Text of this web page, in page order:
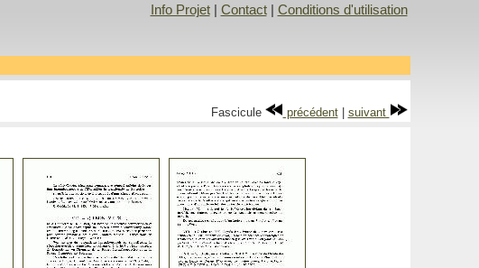
Info Projet| Contact| Conditions d'utilisation
Fascicule précédent| suivant